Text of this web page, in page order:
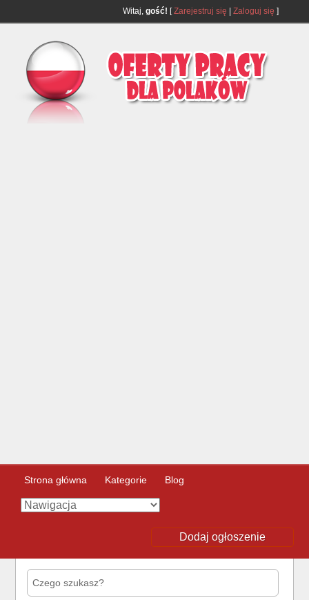
Witaj, gość! [Zarejestruj się Zaloguj się ]
Strona główna Kategorie Blog
Dodaj ogłoszenie